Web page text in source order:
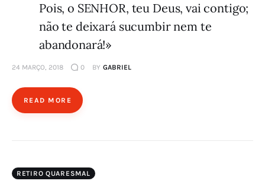
Pois, o SENHOR, teu Deus, vai contigo;
não te deixará sucumbir nem te
abandonará!»
24 MARÇO, 2018 0 BY GABRIEL
READ MORE
RETIRO QUARESMAL